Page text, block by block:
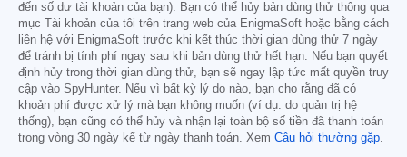
đến số dư tài khoản của bạn). Bạn có thể hủy bản dùng thử thông qua
mục Tài khoản của tôi trên trang web của EnigmaSoft hoặc bằng cách
liên hệ với EnigmaSoft trước khi kết thúc thời gian dùng thử 7 ngày
để tránh bị tính phí ngay sau khi bản dùng thử hết hạn. Nếu bạn quyết
định hủy trong thời gian dùng thử, bạn sẽ ngay lập tức mất quyền truy
cập vào SpyHunter. Nếu vì bất kỳ lý do nào, bạn cho rằng đã có
khoản phí được xử lý mà bạn không muốn (ví dụ: do quản trị hệ
thống), bạn cũng có thể hủy và nhận lại toàn bộ số tiền đã thanh toán
trong vòng 30 ngày kể từ ngày thanh toán. Xem Câu hỏi thường gặp.